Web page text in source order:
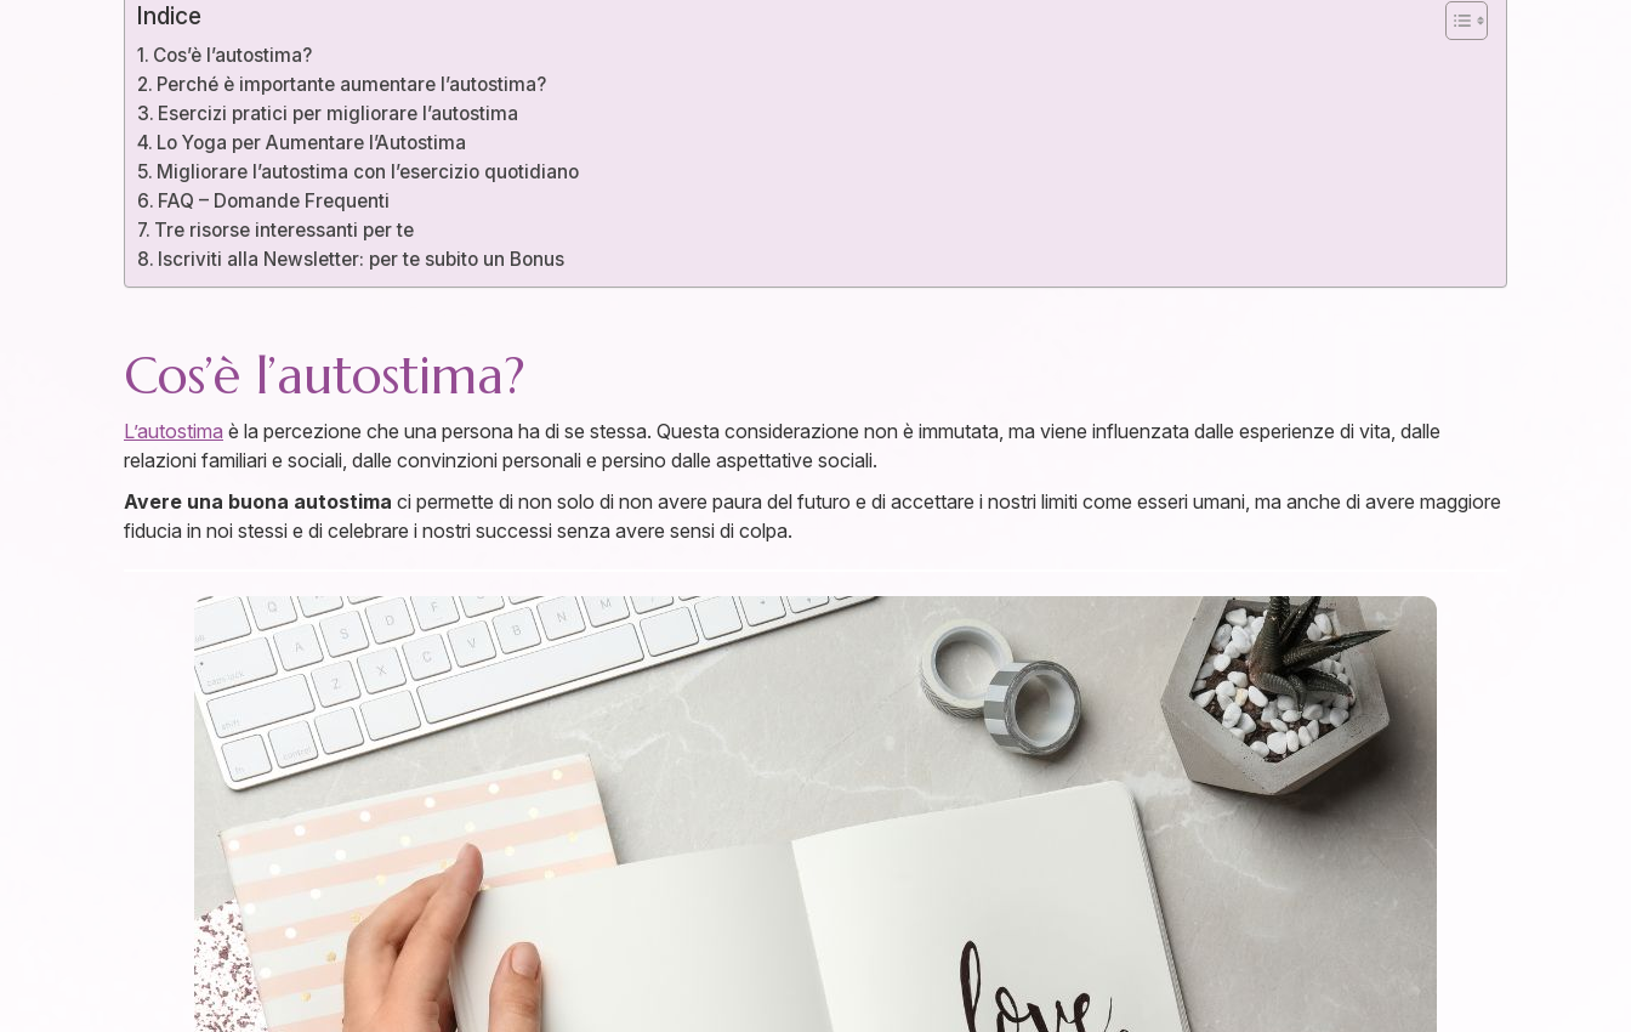
Indice
Cos’è l’autostima?
Perché è importante aumentare l’autostima?
Esercizi pratici per migliorare l’autostima
Lo Yoga per Aumentare l’Autostima
Migliorare l’autostima con l’esercizio quotidiano
FAQ – Domande Frequenti
Tre risorse interessanti per te
Iscriviti alla Newsletter: per te subito un Bonus
Cos’è l’autostima?
L’autostima è la percezione che una persona ha di se stessa. Questa considerazione non è immutata, ma viene influenzata dalle esperienze di vita, dalle
relazioni familiari e sociali, dalle convinzioni personali e persino dalle aspettative sociali.
Avere una buona autostima ci permette di non solo di non avere paura del futuro e di accettare i nostri limiti come esseri umani, ma anche di avere maggiore
fiducia in noi stessi e di celebrare i nostri successi senza avere sensi di colpa.